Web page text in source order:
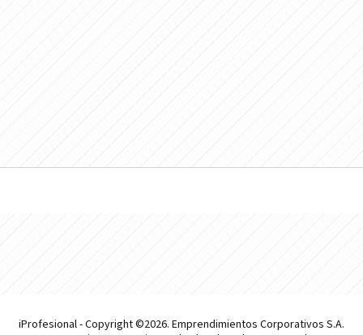
iProfesional - Copyright ©2026. Emprendimientos Corporativos S.A.